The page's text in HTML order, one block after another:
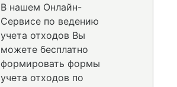
В нашем Онлайн-
Сервисе по ведению
учета отходов Вы
можете бесплатно
формировать формы
учета отходов по